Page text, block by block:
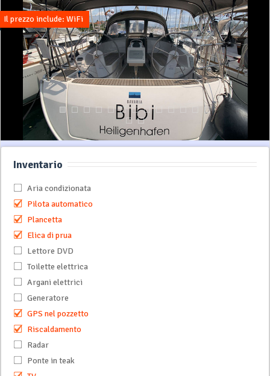
Il prezzo include: WiFi
Inventario
Aria condizionata
Pilota automatico
Plancetta
Elica di prua
Lettore DVD
Toilette elettrica
Argani elettrici
Generatore
GPS nel pozzetto
Riscaldamento
Radar
Ponte in teak